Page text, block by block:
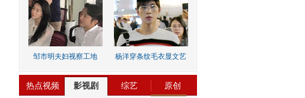
邹市明夫妇视察工地 杨洋穿条纹毛衣显文艺
热点视频 影视剧 综艺 原创